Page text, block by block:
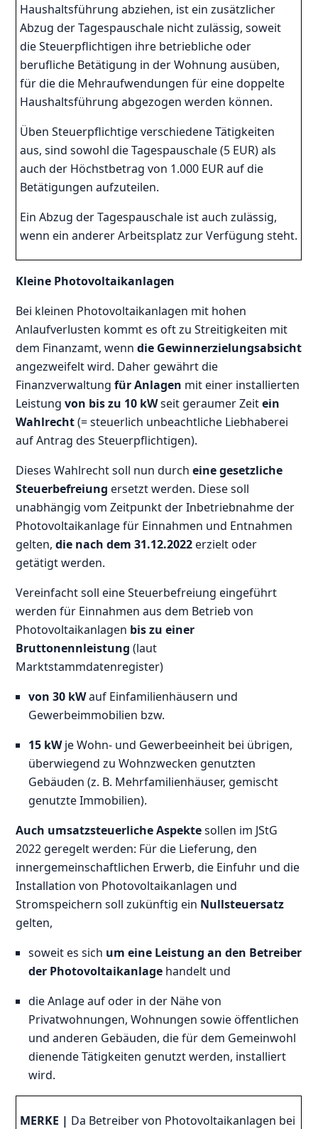
Haushaltsführung abziehen, ist ein zusätzlicher
Abzug der Tagespauschale nicht zulässig, soweit
die Steuerpflichtigen ihre betriebliche oder
berufliche Betätigung in der Wohnung ausüben,
für die die Mehraufwendungen für eine doppelte
Haushaltsführung abgezogen werden können.
Üben Steuerpflichtige verschiedene Tätigkeiten
aus, sind sowohl die Tagespauschale (5 EUR) als
auch der Höchstbetrag von 1.000 EUR auf die
Betätigungen aufzuteilen.
Ein Abzug der Tagespauschale ist auch zulässig,
wenn ein anderer Arbeitsplatz zur Verfügung steht.
Kleine Photovoltaikanlagen
Bei kleinen Photovoltaikanlagen mit hohen
Anlaufverlusten kommt es oft zu Streitigkeiten mit
dem Finanzamt, wenndie Gewinnerzielungsabsicht
angezweifelt wird. Daher gewährt die
Finanzverwaltungfür Anlagen mit einer installierten
Leistungvon bis zu 10 kWseit geraumer Zeitein
Wahlrecht(= steuerlich unbeachtliche Liebhaberei
auf Antrag des Steuerpflichtigen).
Dieses Wahlrecht soll nun durcheine gesetzliche
Steuerbefreiung ersetzt werden. Diese soll
unabhängig vom Zeitpunkt der Inbetriebnahme der
Photovoltaikanlage für Einnahmen und Entnahmen
gelten,die nach dem 31.12.2022erzielt oder
getätigt werden.
Vereinfacht soll eine Steuerbefreiung eingeführt
werden für Einnahmen aus dem Betrieb von
Photovoltaikanlagen bis zu einer
Bruttonennleistung (laut
Marktstammdatenregister)
von 30 kWauf Einfamilienhäusern und
Gewerbeimmobilien bzw.
15 kWje Wohn- und Gewerbeeinheit bei übrigen,
überwiegend zu Wohnzwecken genutzten
Gebäuden (z. B. Mehrfamilienhäuser, gemischt
genutzte Immobilien).
Auch umsatzsteuerliche Aspektesollen im JStG
2022 geregelt werden: Für die Lieferung, den
innergemeinschaftlichen Erwerb, die Einfuhr und die
Installation von Photovoltaikanlagen und
Stromspeichern soll zukünftig ein Nullsteuersatz
gelten,
soweit es sich um eine Leistung an den Betreiber
der Photovoltaikanlage handelt und
die Anlage auf oder in der Nähe von
Privatwohnungen, Wohnungen sowie öffentlichen
und anderen Gebäuden, die für dem Gemeinwohl
dienende Tätigkeiten genutzt werden, installiert
wird.
MERKE | Da Betreiber von Photovoltaikanlagen bei